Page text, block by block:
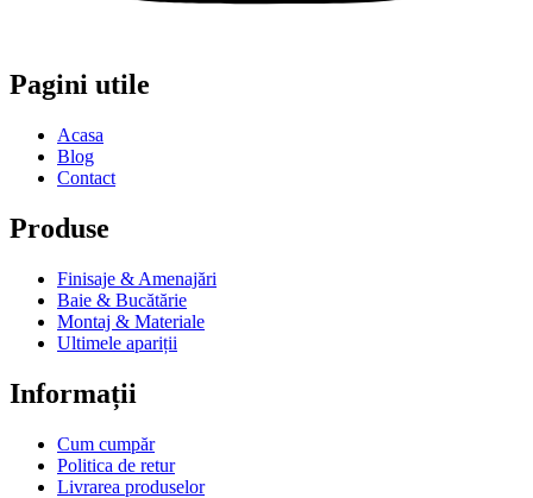
Pagini utile
Acasa
Blog
Contact
Produse
Finisaje & Amenajări
Baie & Bucătărie
Montaj & Materiale
Ultimele apariții
Informații
Cum cumpăr
Politica de retur
Livrarea produselor